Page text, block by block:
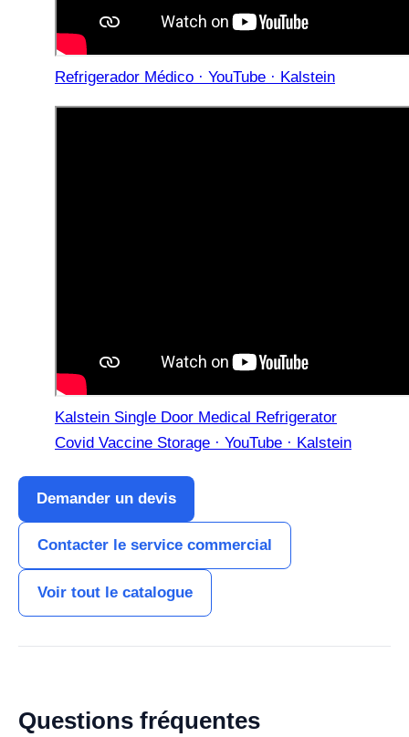
Refrigerador Médico · YouTube · Kalstein
Kalstein Single Door Medical Refrigerator
Covid Vaccine Storage · YouTube · Kalstein
Demander un devis
Contacter le service commercial
Voir tout le catalogue
Questions fréquentes